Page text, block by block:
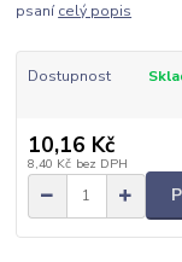
psanícelý popis
Dostupnost
10,16 Kč
8,40 Kč bez DPH